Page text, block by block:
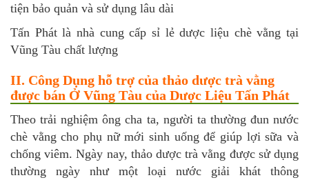
tiện bảo quản và sử dụng lâu dài
Tấn Phát là nhà cung cấp sỉ lẻ dược liệu chè vằng tại
Vũng Tàu chất lượng
II. Công Dụng hỗ trợ của thảo dược trà vằng
được bán Ở Vũng Tàu của Dược Liệu Tấn Phát
Theo trải nghiệm ông cha ta, người ta thường đun nước
chè vằng cho phụ nữ mới sinh uống để giúp lợi sữa và
chống viêm. Ngày nay, thảo dược trà vằng được sử dụng
thường ngày như một loại nước giải khát thông